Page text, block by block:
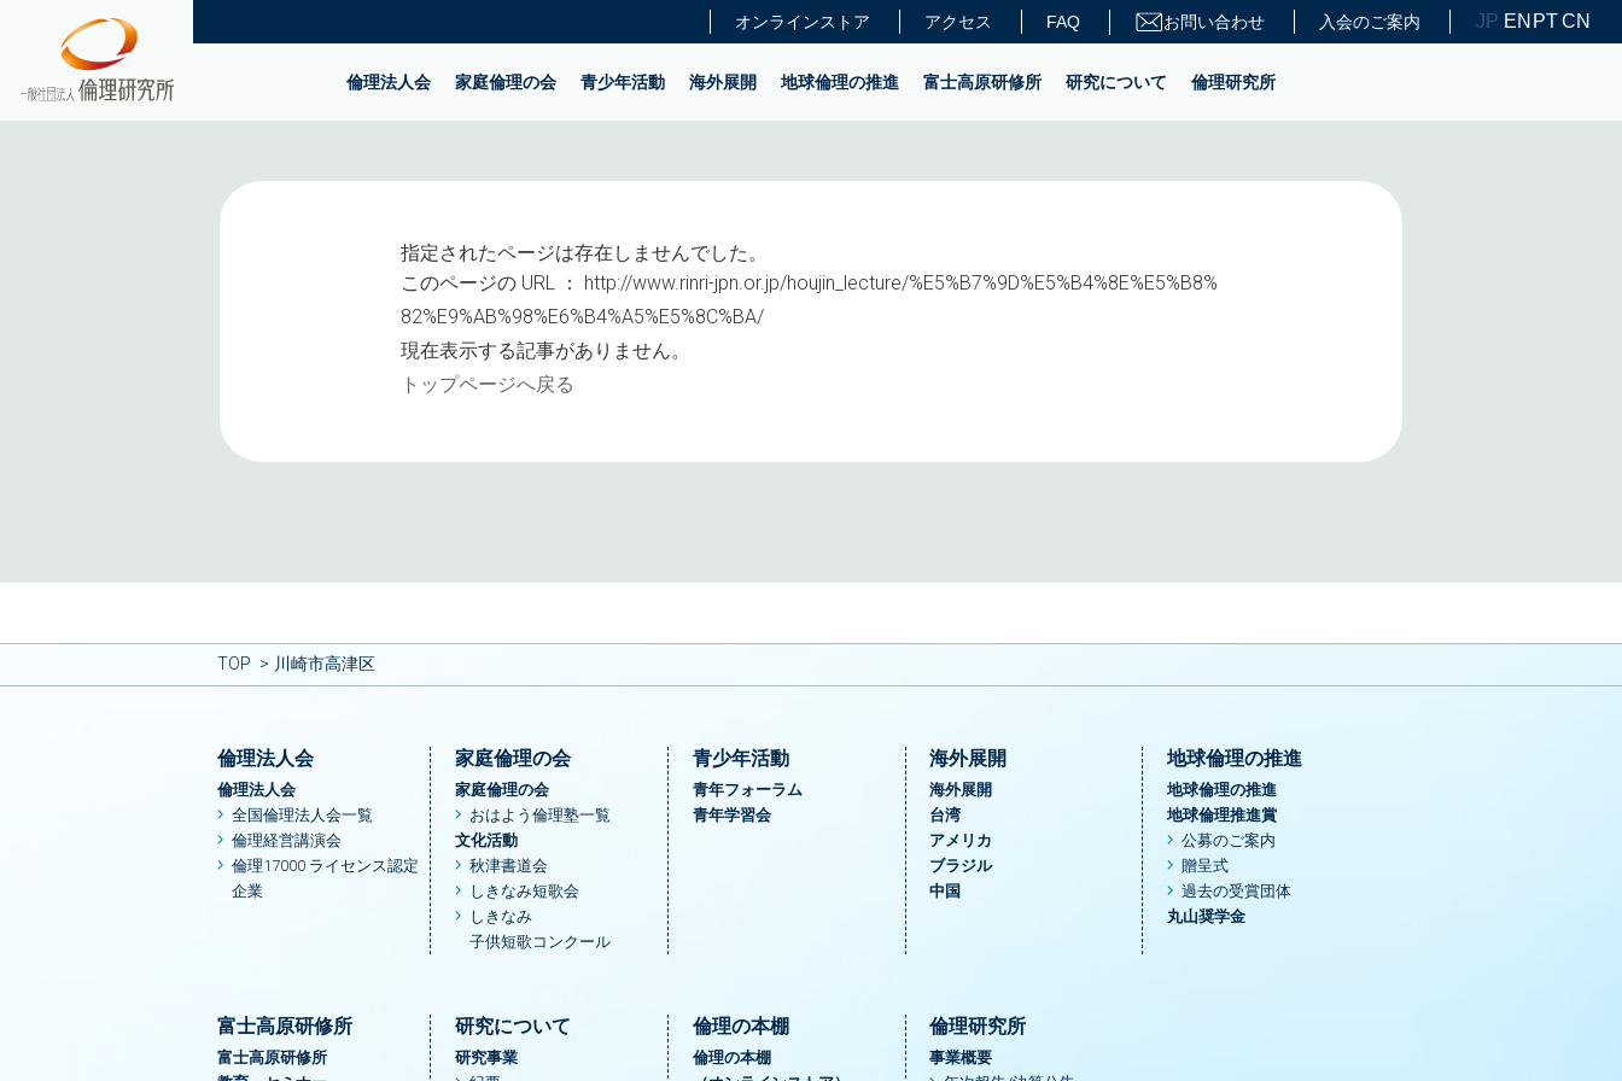
オンラインストア アクセス FAQ お問い合わせ 入会のご案内 JP EN PTCN
倫理法人会 家庭倫理の会 青少年活動 海外展開 地球倫理の推進 富士高原研修所 研究について 倫理研究所
指定されたページは存在しませんでした。
このページの URL ： http://www.rinri-jpn.or.jp/houjin_lecture/%E5%B7%9D%E5%B4%8E%E5%B8%
82%E9%AB%98%E6%B4%A5%E5%8C%BA/
現在表示する記事がありません。
トップページへ戻る
TOP 川崎市高津区
倫理法人会
倫理法人会
全国倫理法人会一覧
倫理経営講演会
倫理17000 ライセンス認定
企業
家庭倫理の会
家庭倫理の会
おはよう倫理塾一覧
文化活動
秋津書道会
しきなみ短歌会
しきなみ
子供短歌コンクール
青少年活動
青年フォーラム
青年学習会
海外展開
海外展開
台湾
アメリカ
ブラジル
中国
地球倫理の推進
地球倫理の推進
地球倫理推進賞
公募のご案内
贈呈式
過去の受賞団体
丸山奨学金
富士高原研修所
富士高原研修所
研究について
研究事業
倫理の本棚
倫理の本棚
倫理研究所
事業概要